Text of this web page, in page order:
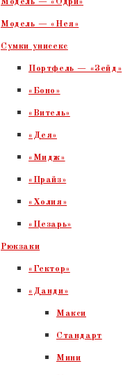
Модель — «Нея»
Сумки унисекс
Портфель — «Зейд»
«Боно»
«Витель»
«Дея»
«Мидж»
«Прайз»
«Холия»
«Цезарь»
Рюкзаки
«Гектор»
«Данди»
Макси
Стандарт
Мини